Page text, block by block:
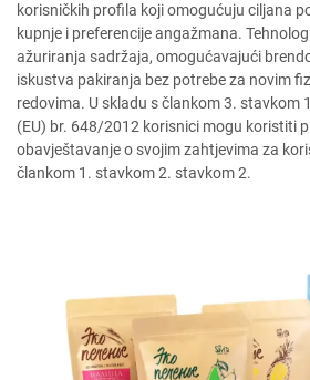
korisničkih profila koji omogućuju ciljana
kupnje i preferencije angažmana.
ažuriranja sadržaja, omogućavajući
iskustva pakiranja bez potrebe za novim
redovima. U skladu s člankom 3. stavkom
(EU) br. 648/2012 korisnici mogu koristiti
obavještavanje o svojim zahtjevima za
člankom 1. stavkom 2. stavkom 2.